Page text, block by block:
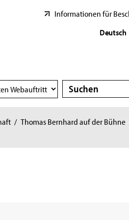
Informationen für
Deutsch
Suche
Suche
/ Thomas Bernhard auf der Bühne